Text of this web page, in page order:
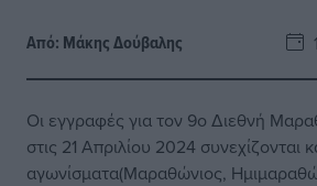
Από: Μάκης Δούβαλης
Οι εγγραφές για τον 9ο Διεθνή
στις 21 Απριλίου 2024 συνεχίζονται
αγωνίσματα(Μαραθώνιος,